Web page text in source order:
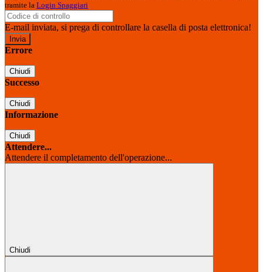
tramite la Login Spaggiari
E-mail inviata, si prega di controllare la casella di posta elettronica!
Errore
Chiudi
Successo
Chiudi
Informazione
Chiudi
Attendere...
Attendere il completamento dell'operazione...
Chiudi